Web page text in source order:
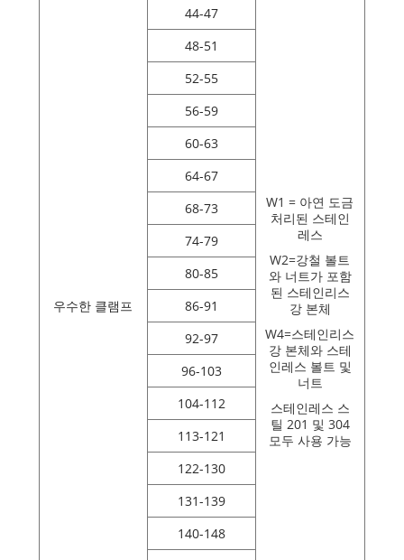
우수한 클램프
W1 = 아연 도금
처리된 스테인
레스
W2=강철 볼트
와 너트가 포함
된 스테인리스
강 본체
W4=스테인리스
강 본체와 스테
인레스 볼트 및
너트
스테인레스 스
틸 201 및 304
모두 사용 가능
44-47
48-51
52-55
56-59
60-63
64-67
68-73
74-79
80-85
86-91
92-97
96-103
104-112
113-121
122-130
131-139
140-148